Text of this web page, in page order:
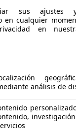
ser
sobre
para su
Guardar
1/1
sus
en cualquier
en
análisis de